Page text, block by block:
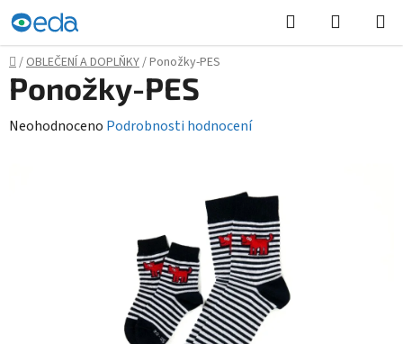
Přejít
na
obsah
Hledat
KOŠÍK
Domů
/OBLEČENÍ A DOPLŇKY/Ponožky-PES
Ponožky-PES
Průměrné
Neohodnoceno Podrobnosti hodnocení